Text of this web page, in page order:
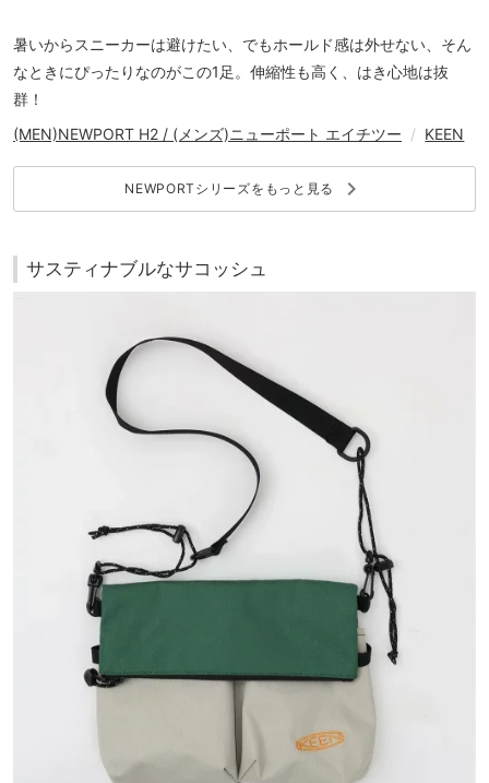
暑いからスニーカーは避けたい、でもホールド感は外せない、そん
なときにぴったりなのがこの1足。伸縮性も高く、はき心地は抜
群！
(MEN)NEWPORT H2 / (メンズ)ニューポート エイチツー / KEEN
NEWPORTシリーズをもっと見る keyboard_arrow_right
サスティナブルなサコッシュ